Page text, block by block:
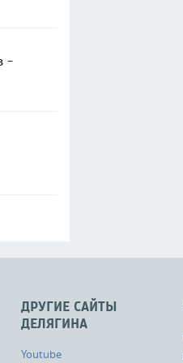
-
ДРУГИЕ САЙТЫ
ДЕЛЯГИНА
Youtube